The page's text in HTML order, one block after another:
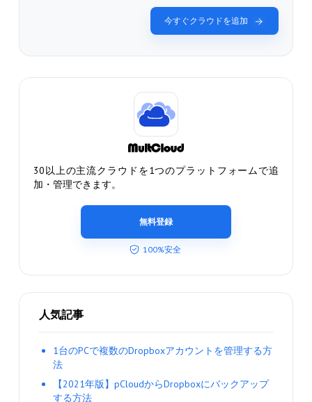
今すぐクラウドを追加
30以上の主流クラウドを1つのプラットフォームで追
加・管理できます。
無料登録
100%安全
人気記事
1台のPCで複数のDropboxアカウントを管理する方
法
【2021年版】pCloudからDropboxにバックアップ
する方法